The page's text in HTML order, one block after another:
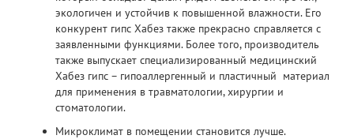
экологичен и устойчив к повышенной влажности. Его
конкурент гипс Хабез также прекрасно справляется с
заявленными функциями. Более того, производитель
также выпускает специализированный медицинский
Хабез гипс – гипоаллергенный и пластичный материал
для применения в травматологии, хирургии и
стоматологии.
Микроклимат в помещении становится лучше.